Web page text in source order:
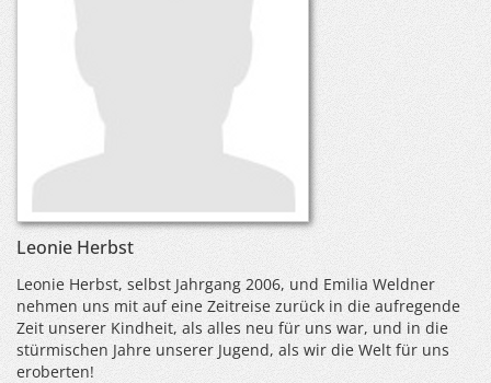
Leonie Herbst
Leonie Herbst, selbst Jahrgang 2006, und Emilia Weldner
nehmen uns mit auf eine Zeitreise zurück in die aufregende
Zeit unserer Kindheit, als alles neu für uns war, und in die
stürmischen Jahre unserer Jugend, als wir die Welt für uns
eroberten!